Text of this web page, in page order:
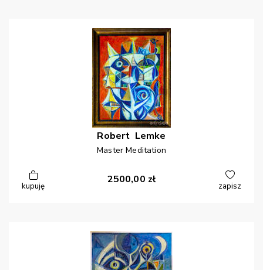
Robert Lemke
Master Meditation
kupuję
2500,00 zł
zapisz